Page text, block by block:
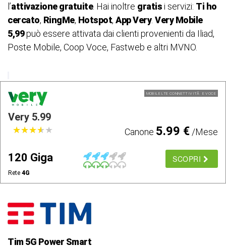
l’attivazione gratuite. Hai inoltre gratisi servizi: Ti ho
cercato, RingMe, Hotspot, App Very. Very Mobile
5,99può essere attivata dai clienti provenienti da Iliad,
Poste Mobile, Coop Voce, Fastweb e altri MVNO.
MOBILE LTE CONNETTIVITÃ E VOCE
Very 5.99
★★★★★
★★★★★ Canone 5.99 €/Mese
120 Giga
Rete 4G
SCOPRI
Tim 5G Power Smart